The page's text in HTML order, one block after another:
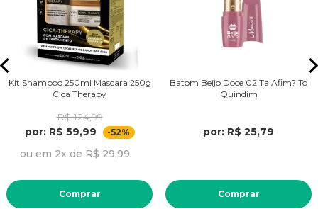
Kit Shampoo 250ml Mascara 250g
Cica Therapy
R$ 124,99
por: R$ 59,99
-52%
ou em 2x de R$ 29,99
Comprar
Batom Beijo Doce 02 Ta Afim? To
Quindim
por: R$ 25,79
Comprar